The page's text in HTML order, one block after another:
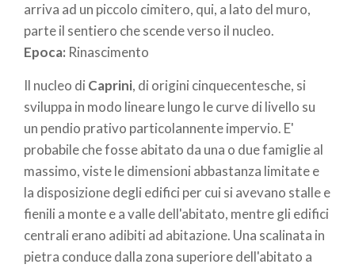
arriva ad un piccolo cimitero, qui, a lato del muro,
parte il sentiero che scende verso il nucleo.
Epoca: Rinascimento
Il nucleo di Caprini, di origini cinquecentesche, si
sviluppa in modo lineare lungo le curve di livello su
un pendio prativo particolannente impervio. E'
probabile che fosse abitato da una o due famiglie al
massimo, viste le dimensioni abbastanza limitate e
la disposizione degli edifici per cui si avevano stalle e
fienili a monte e a valle dell'abitato, mentre gli edifici
centrali erano adibiti ad abitazione. Una scalinata in
pietra conduce dalla zona superiore dell'abitato a